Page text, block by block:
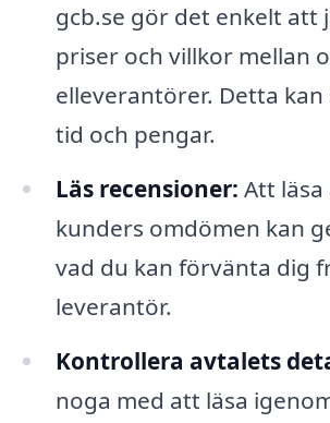
gcb.se gör det enkelt att
priser och villkor mellan
elleverantörer. Detta kan
tid och pengar.
Läs recensioner: Att
kunders omdömen kan
vad du kan förvänta dig
leverantör.
Kontrollera avtalets
noga med att läsa